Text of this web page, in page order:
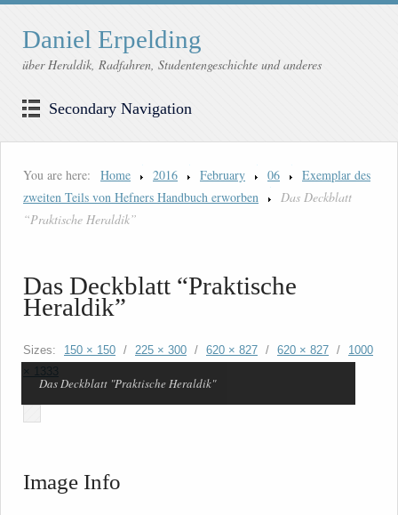
Daniel Erpelding
über Heraldik, Radfahren, Studentengeschichte und anderes
Secondary Navigation
You are here: Home 2016 February 06
Exemplar des
zweiten Teils von Hefners Handbuch erworben
Das Deckblatt
“Praktische Heraldik”
Das Deckblatt “Praktische
Heraldik”
Sizes: 150 × 150 / 225 × 300 / 620 × 827 / 620 × 827 /
1000
× 1333
Das Deckblatt "Praktische Heraldik"
Image Info